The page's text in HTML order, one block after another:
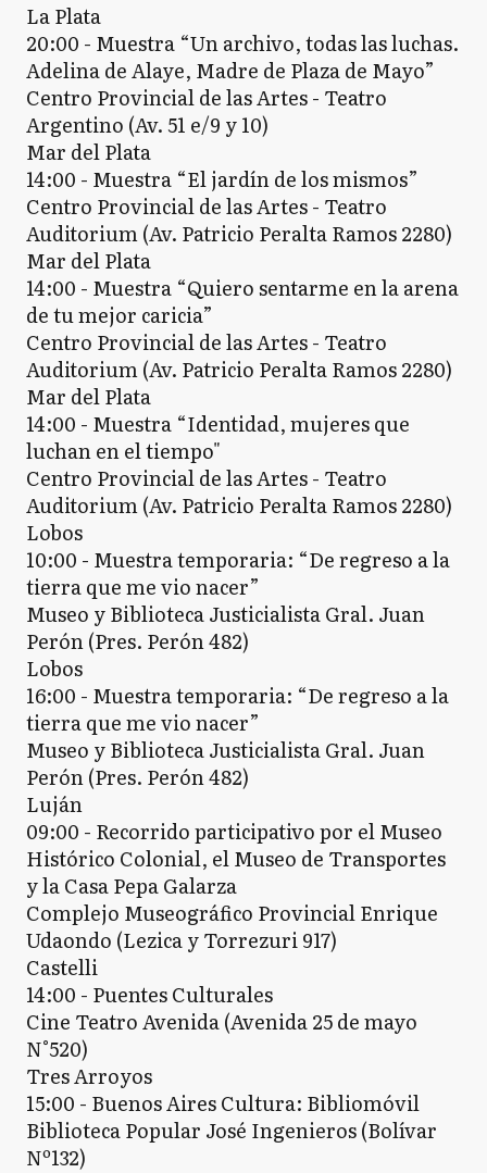
La Plata
20:00 - Muestra “Un archivo, todas las luchas.
Adelina de Alaye, Madre de Plaza de Mayo”
Centro Provincial de las Artes - Teatro
Argentino (Av. 51 e/9 y 10)
Mar del Plata
14:00 - Muestra “El jardín de los mismos”
Centro Provincial de las Artes - Teatro
Auditorium (Av. Patricio Peralta Ramos 2280)
Mar del Plata
14:00 - Muestra “Quiero sentarme en la arena
de tu mejor caricia”
Centro Provincial de las Artes - Teatro
Auditorium (Av. Patricio Peralta Ramos 2280)
Mar del Plata
14:00 - Muestra “Identidad, mujeres que
luchan en el tiempo"
Centro Provincial de las Artes - Teatro
Auditorium (Av. Patricio Peralta Ramos 2280)
Lobos
10:00 - Muestra temporaria: “De regreso a la
tierra que me vio nacer”
Museo y Biblioteca Justicialista Gral. Juan
Perón (Pres. Perón 482)
Lobos
16:00 - Muestra temporaria: “De regreso a la
tierra que me vio nacer”
Museo y Biblioteca Justicialista Gral. Juan
Perón (Pres. Perón 482)
Luján
09:00 - Recorrido participativo por el Museo
Histórico Colonial, el Museo de Transportes
y la Casa Pepa Galarza
Complejo Museográfico Provincial Enrique
Udaondo (Lezica y Torrezuri 917)
Castelli
14:00 - Puentes Culturales
Cine Teatro Avenida (Avenida 25 de mayo
N°520)
Tres Arroyos
15:00 - Buenos Aires Cultura: Bibliomóvil
Biblioteca Popular José Ingenieros (Bolívar
Nº132)